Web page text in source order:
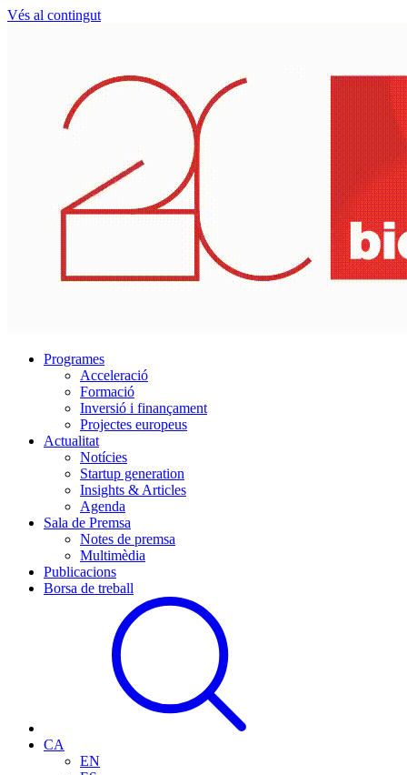
Vés al contingut
Programes
Acceleració
Formació
Inversió i finançament
Projectes europeus
Actualitat
Notícies
Startup generation
Insights & Articles
Agenda
Sala de Premsa
Notes de premsa
Multimèdia
Publicacions
Borsa de treball
CA
EN